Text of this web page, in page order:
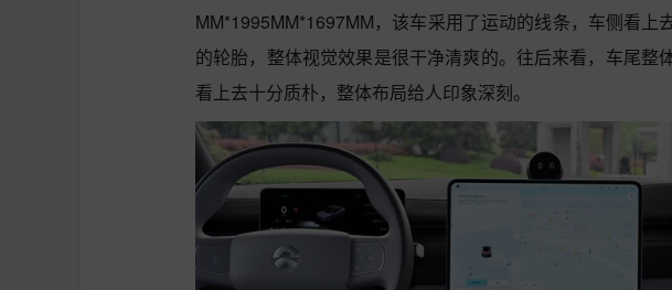
MM*1995MM*1697MM，该车采用了运动的线条，车侧看上
的轮胎，整体视觉效果是很干净清爽的。往后来看，车尾整
看上去十分质朴，整体布局给人印象深刻。